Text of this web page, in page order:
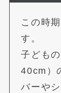
この時期
す。
子ども
40cm）
バーや